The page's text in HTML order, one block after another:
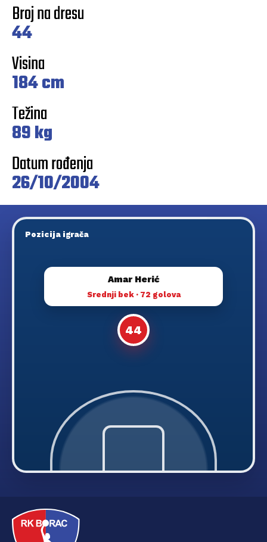
Broj na dresu
44
Visina
184 cm
Težina
89 kg
Datum rođenja
26/10/2004
Pozicija igrača
44
Amar Herić
Srednji bek · 72 golova